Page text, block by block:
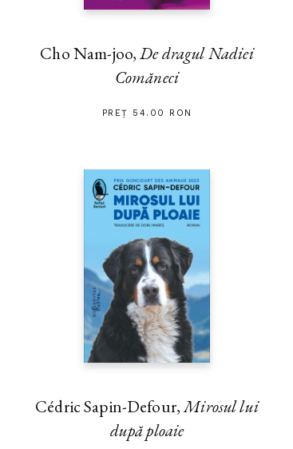
Cho Nam-joo,De dragul Nadiei
Comăneci
PREȚ 54.00 RON
Cédric Sapin-Defour,Mirosul lui
după ploaie